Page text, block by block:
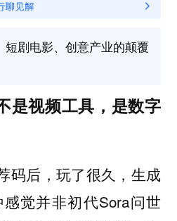
短剧电影、创意产业的颠覆
是视频工具，是数字
码后，玩了很久，生成
觉并非初代Sora问世